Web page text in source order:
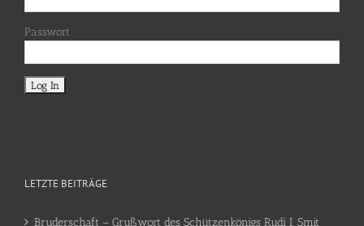
Passwort
LETZTE BEITRÄGE
Bruderschaft – Grußwort des Schützenkönigs Rudi I. Smit